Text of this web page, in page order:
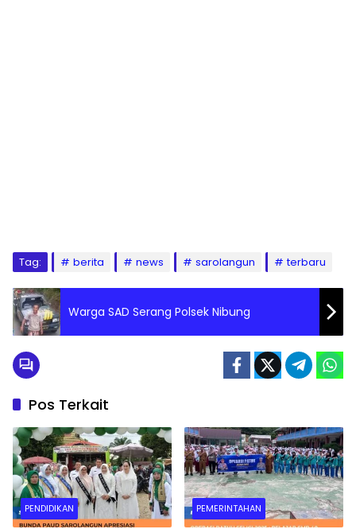
Tag: berita news sarolangun terbaru
Warga SAD Serang Polsek Nibung
Pos Terkait
PENDIDIKAN PEMERINTAHAN